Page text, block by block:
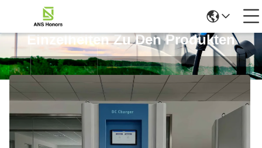
Einzelheiten Zu Den Produkten